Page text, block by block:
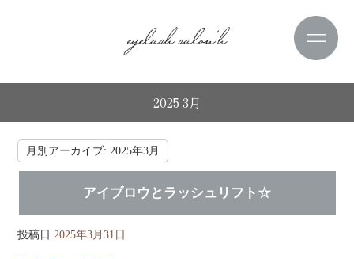
2025 3月
月別アーカイブ:2025年3月
アイブロウとラッシュリフト☆
投稿日 2025年3月31日